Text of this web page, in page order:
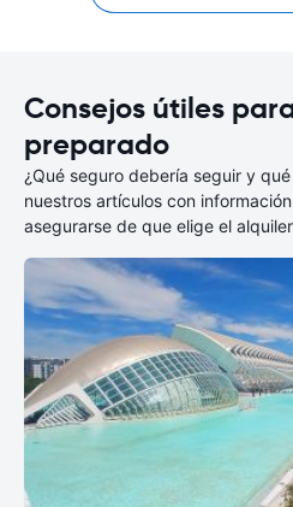
Consejos útiles
preparado
¿Qué seguro debería seguir y
nuestros artículos con
asegurarse de que elige el